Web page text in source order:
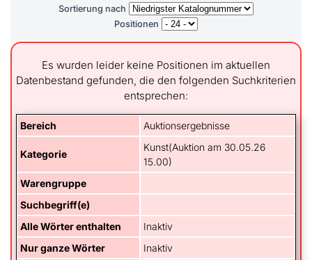
Sortierung nach
Positionen
Es wurden leider keine Positionen im aktuellen
Datenbestand gefunden, die den folgenden Suchkriterien
entsprechen:
Bereich Auktionsergebnisse
Kategorie
Kunst(Auktion am 30.05.26
15.00)
Warengruppe
Suchbegriff(e)
Alle Wörter enthalten
Inaktiv
Nur ganze Wörter
Inaktiv